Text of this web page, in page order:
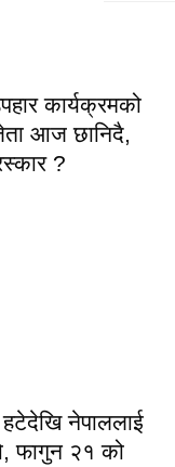
कार्यक्रमको
आज छानिदै,
?
नेपाललाई
फागुन २१ को